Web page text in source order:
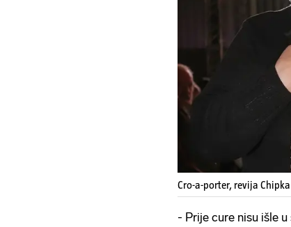
Cro-a-porter, revija Chipka |
- Prije cure nisu išle